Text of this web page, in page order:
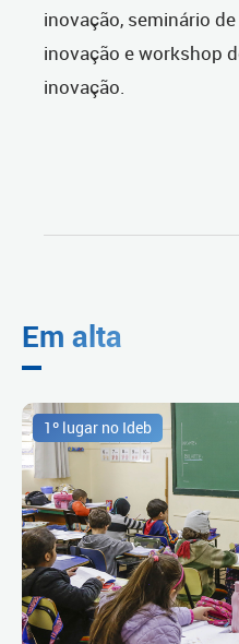
inovação, seminário
inovação e workshop
inovação.
Em alta
1º lugar no Ideb